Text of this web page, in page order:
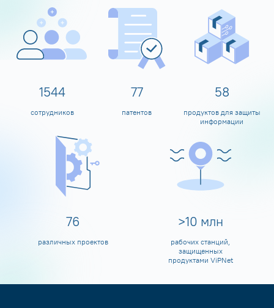
1600
сотрудников
80
патентов
60
продуктов для защиты
информации
80
различных проектов
>10 млн
рабочих станций,
защищенных
продуктами ViPNet